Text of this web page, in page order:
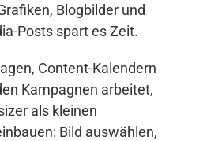
Blogbilder und
Posts spart es Zeit.
Content-Kalendern
Kampagnen arbeitet,
als kleinen
Bild auswählen,